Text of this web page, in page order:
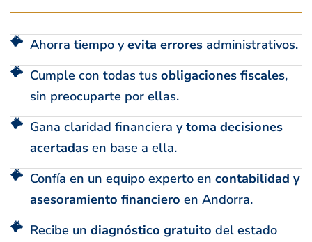
Ahorra tiempo yevita erroresadministrativos.
Cumple con todas tus obligaciones fiscales,
sin preocuparte por ellas.
Gana claridad financiera ytoma decisiones
acertadasen base a ella.
Confía en un equipo experto en contabilidad y
asesoramiento financiero en Andorra.
Recibe un diagnóstico gratuito del estado